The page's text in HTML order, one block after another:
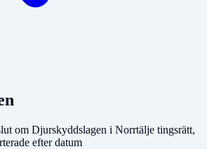
om Djurskyddslagen i Norrtälje tingsrätt,
efter datum